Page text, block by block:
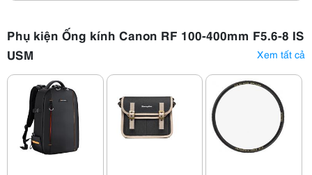
Phụ kiện Ống kính Canon RF 100-400mm F5.6-8 IS
USM
Xem tất cả